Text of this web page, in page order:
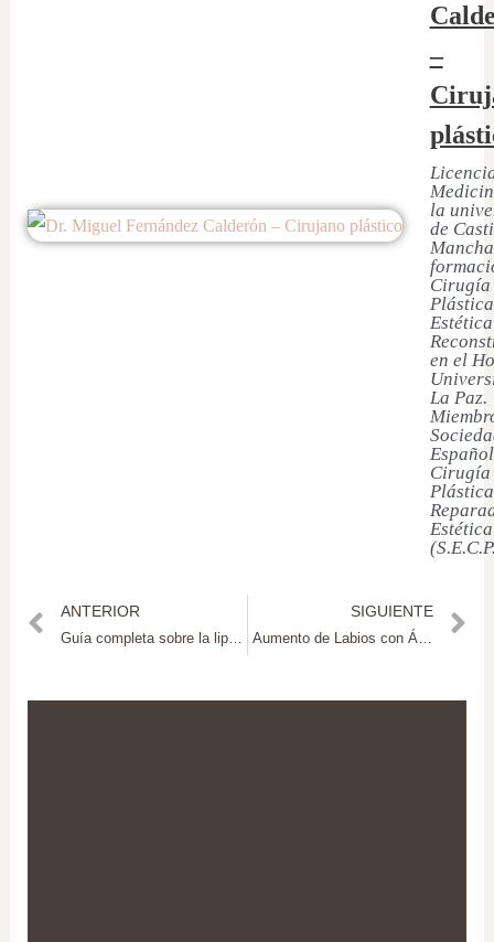
–
la
de
Cirugía
en el
La Paz.
Cirugía
Estética
ANTERIOR
Guía completa sobre la liposucción abdominal: procedimiento y cuidados
SIGUIENTE
Aumento de Labios con Ácido Hialurónico: Consigue un Look Natural